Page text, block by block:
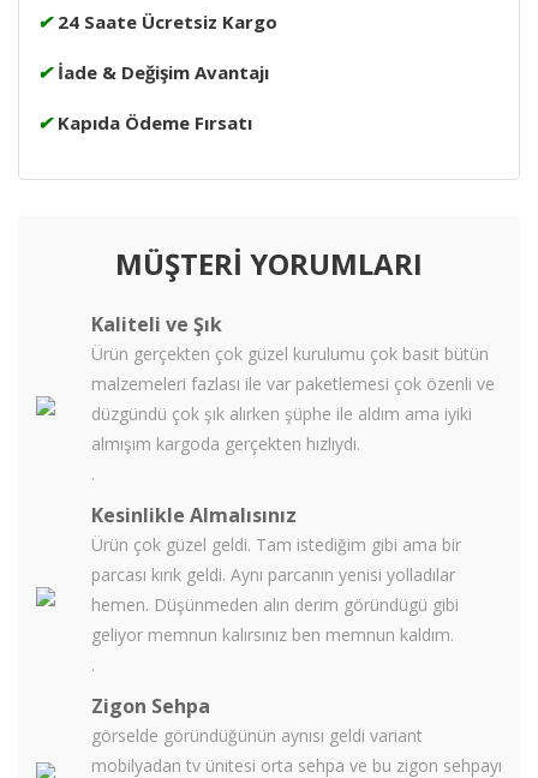
✔ 24 Saate Ücretsiz Kargo
✔ İade & Değişim Avantajı
✔ Kapıda Ödeme Fırsatı
MÜŞTERİ YORUMLARI
Kaliteli ve Şık
Ürün gerçekten çok güzel kurulumu çok basit bütün
malzemeleri fazlası ile var paketlemesi çok özenli ve
düzgündü çok şık alırken şüphe ile aldım ama iyiki
almışım kargoda gerçekten hızlıydı.
.
Kesinlikle Almalısınız
Ürün çok güzel geldi. Tam istediğim gibi ama bir
parcası kırık geldi. Aynı parcanın yenisi yolladılar
hemen. Düşünmeden alın derim göründügü gibi
geliyor memnun kalırsınız ben memnun kaldım.
.
Zigon Sehpa
görselde göründüğünün aynısı geldi variant
mobilyadan tv ünitesi orta sehpa ve bu zigon sehpayı